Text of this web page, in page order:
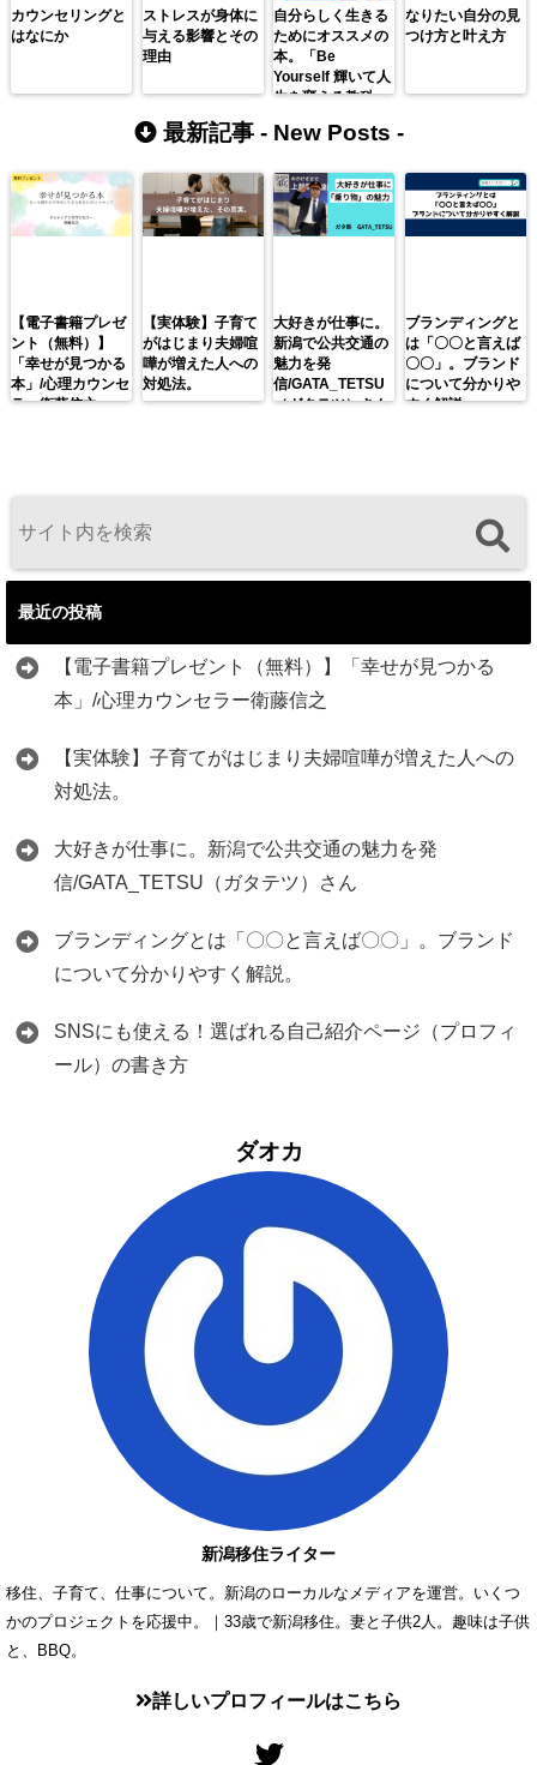
カウンセリングと
はなにか
ストレスが身体に
与える影響とその
理由
自分らしく生きる
ためにオススメの
本。「Be
Yourself 輝いて人
生を変える教科
なりたい自分の見
つけ方と叶え方
最新記事 - New Posts -
【電子書籍プレゼ
ント（無料）】
「幸せが見つかる
本」/心理カウンセ
ラー衛藤信之
【実体験】子育て
がはじまり夫婦喧
嘩が増えた人への
対処法。
大好きが仕事に。
新潟で公共交通の
魅力を発
信/GATA_TETSU
（ガタテツ）さん
ブランディングと
は「〇〇と言えば
〇〇」。ブランド
について分かりや
すく解説。
最近の投稿
【電子書籍プレゼント（無料）】「幸せが見つかる
本」/心理カウンセラー衛藤信之
【実体験】子育てがはじまり夫婦喧嘩が増えた人への
対処法。
大好きが仕事に。新潟で公共交通の魅力を発
信/GATA_TETSU（ガタテツ）さん
ブランディングとは「〇〇と言えば〇〇」。ブランド
について分かりやすく解説。
SNSにも使える！選ばれる自己紹介ページ（プロフィ
ール）の書き方
ダオカ
新潟移住ライター
移住、子育て、仕事について。新潟のローカルなメディアを運営。いくつ
かのプロジェクトを応援中。｜33歳で新潟移住。妻と子供2人。趣味は子供
と、BBQ。
詳しいプロフィールはこちら